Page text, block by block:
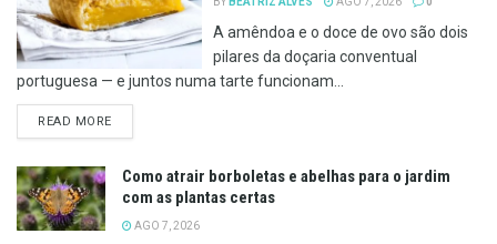
A amêndoa e o doce de ovo são dois
pilares da doçaria conventual
portuguesa — e juntos numa tarte funcionam...
READ MOREDETAILS
Como atrair borboletas e abelhas para o jardim
com as plantas certas
AGO 7, 2026